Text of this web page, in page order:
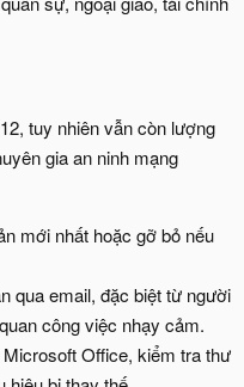
tuy nhiên vẫn còn lượng
gia an ninh mạng
mới nhất hoặc gỡ bỏ nếu
qua email, đặc biệt từ người
công việc nhạy cảm.
Office, kiểm tra thư